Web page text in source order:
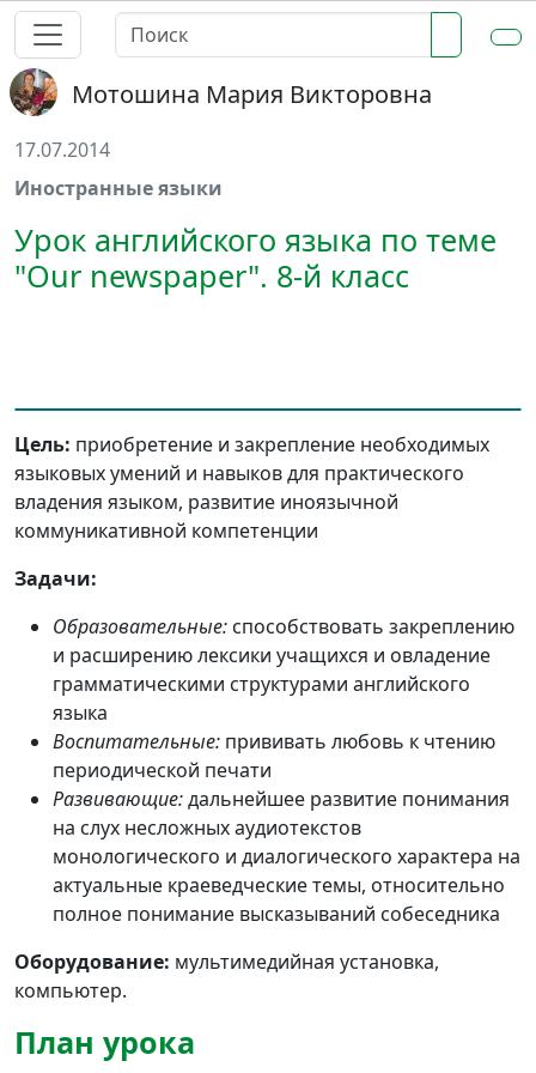
Мотошина Мария Викторовна
17.07.2014
Иностранные языки
Урок английского языка по теме
"Our newspaper". 8-й класс
Цель: приобретение и закрепление необходимых
языковых умений и навыков для практического
владения языком, развитие иноязычной
коммуникативной компетенции
Задачи:
Образовательные: способствовать закреплению
и расширению лексики учащихся и овладение
грамматическими структурами английского
языка
Воспитательные: прививать любовь к чтению
периодической печати
Развивающие:дальнейшее развитие понимания
на слух несложных аудиотекстов
монологического и диалогического характера на
актуальные краеведческие темы, относительно
полное понимание высказываний собеседника
Оборудование: мультимедийная установка,
компьютер.
План урока